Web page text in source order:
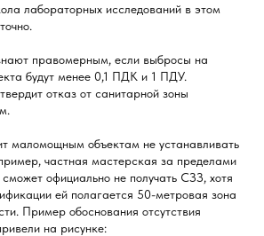
лабораторных исследований в этом
правомерным, если выбросы на
будут менее 0,1 ПДК и 1 ПДУ.
отказ от санитарной зоны
маломощным объектам не устанавливать
частная мастерская за пределами
официально не получать СЗЗ, хотя
ей полагается 50-метровая зона
Пример обоснования отсутствия
на рисунке: